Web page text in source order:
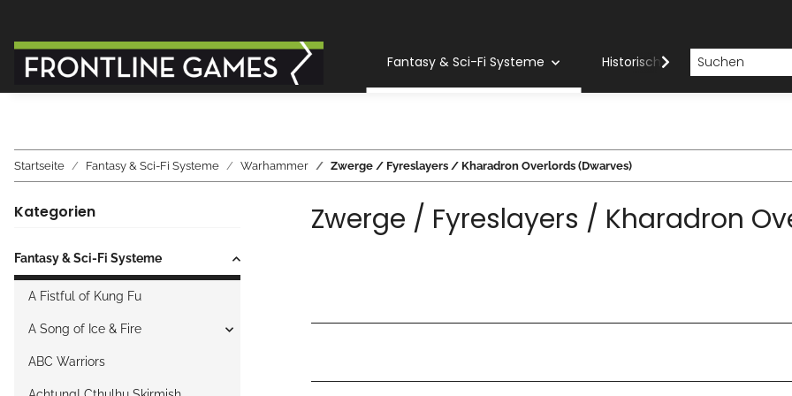
Fantasy & Sci-Fi Systeme Historische Systeme
Startseite Fantasy & Sci-Fi Systeme Warhammer Zwerge / Fyreslayers / Kharadron Overlords (Dwarves)
Zwerge / Fyreslayers / Kharadron
Kategorien
Fantasy & Sci-Fi Systeme
A Fistful of Kung Fu
A Song of Ice & Fire
ABC Warriors